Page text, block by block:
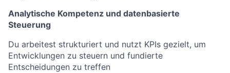
Analytische Kompetenz und datenbasierte
Steuerung
Du arbeitest strukturiert und nutzt KPIs gezielt, um
Entwicklungen zu steuern und fundierte
Entscheidungen zu treffen